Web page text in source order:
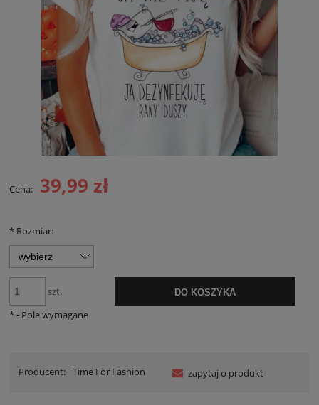
Cena: 39,99 zł
* Rozmiar:
szt. DO KOSZYKA
*- Pole wymagane
Producent: Time For Fashion zapytaj o produkt